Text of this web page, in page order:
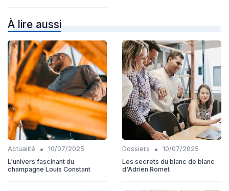
À lire aussi
Actualité •
10/07/2025
L'univers fascinant du
champagne Louis Constant
Dossiers •
10/07/2025
Les secrets du blanc de blanc
d'Adrien Romet